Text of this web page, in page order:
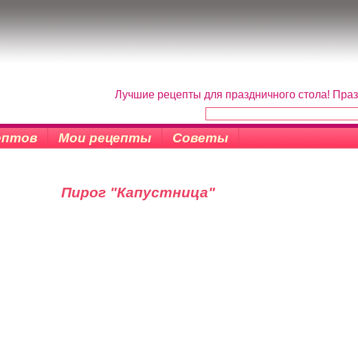
Лучшие рецепты для праздничного стола!
Мои рецепты Советы
Пирог "Капустница"